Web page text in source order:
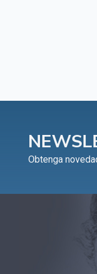
CAPÍTULO
profetas
CAPÍTULO
CAPÍTULO
Obtenga